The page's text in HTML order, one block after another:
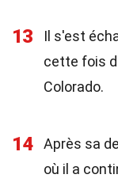
13
Il s'est
cette fois
Colorado.
14
Après sa
où il a